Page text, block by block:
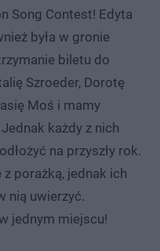
Song Contest! Edyta
była w gronie
biletu do
Szroeder, Dorotę
Moś i mamy
każdy z nich
na przyszły rok.
porażką, jednak ich
nią uwierzyć.
jednym miejscu!